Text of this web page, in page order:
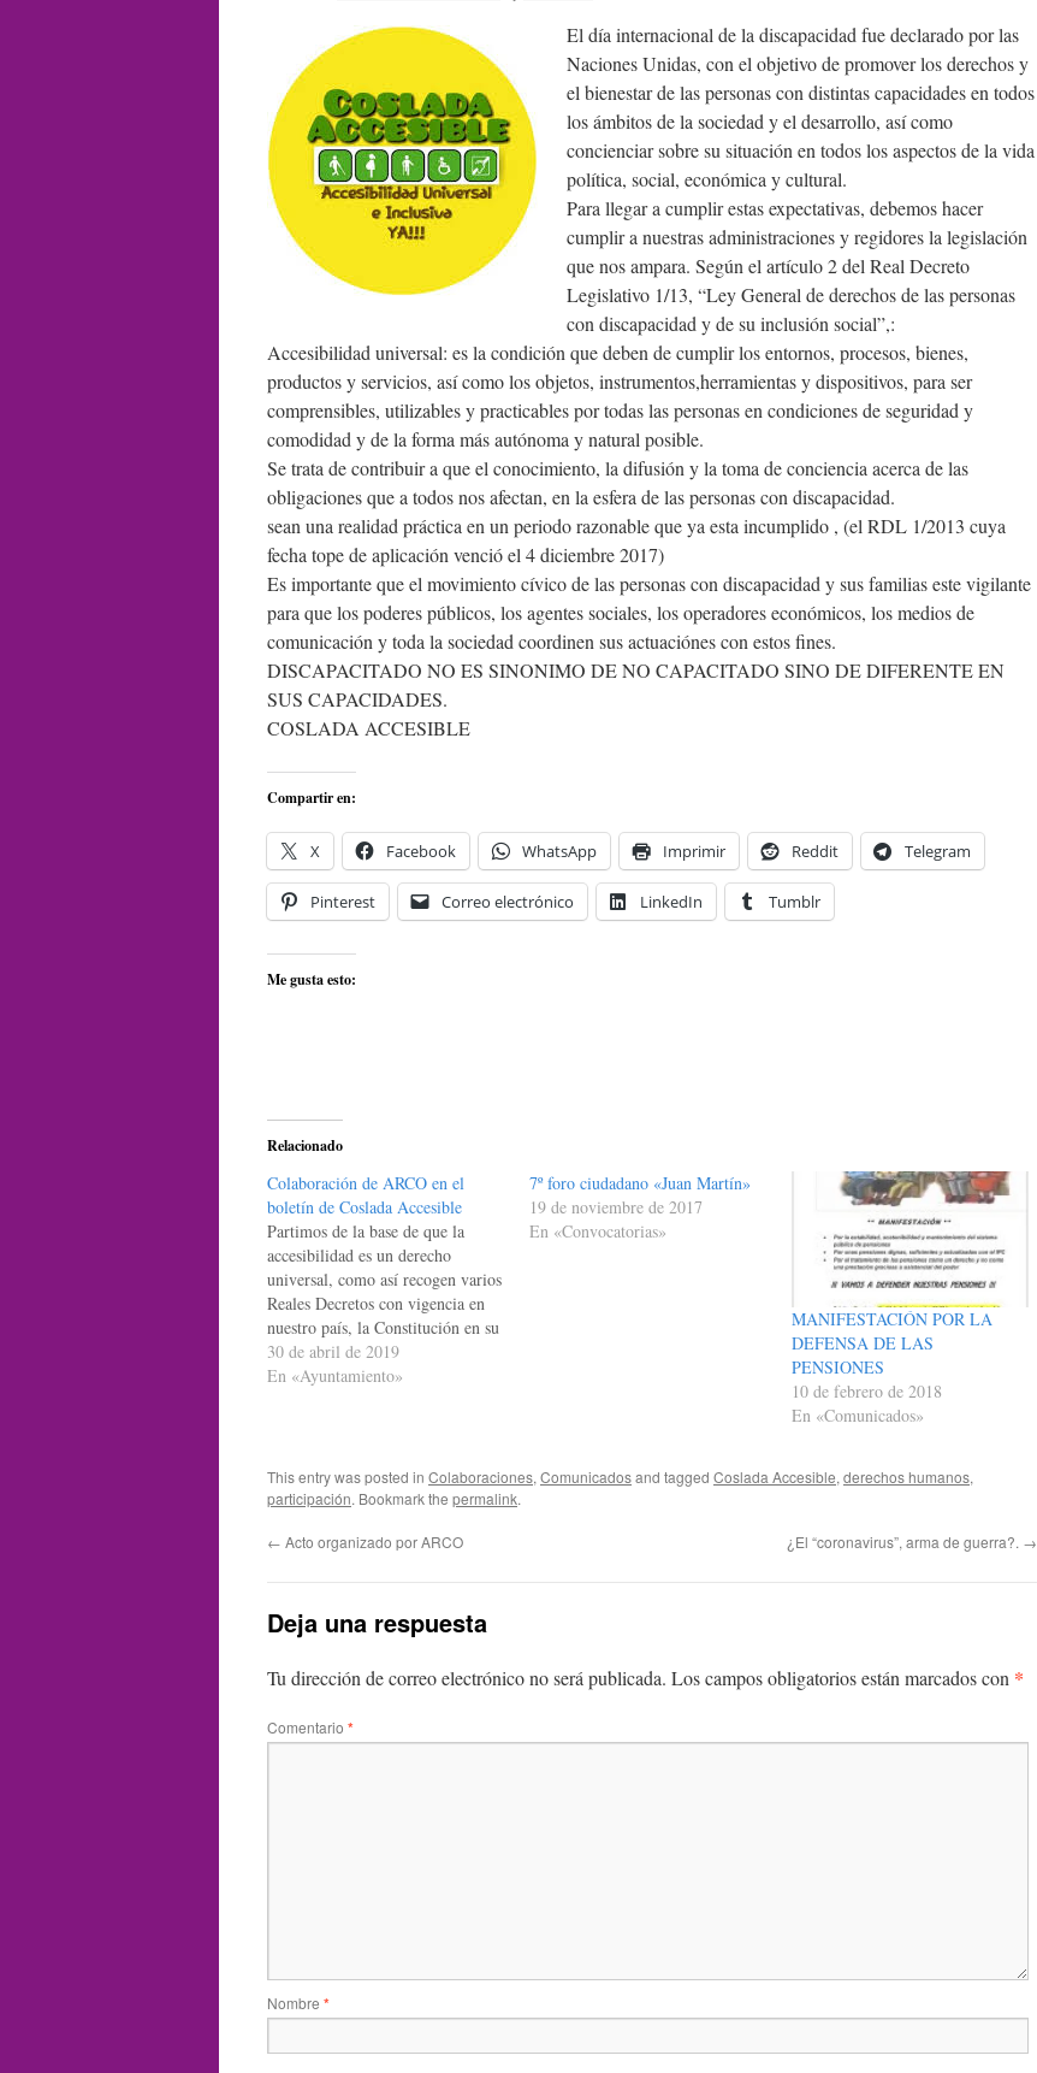
El día internacional de la discapacidad fue declarado por las
Naciones Unidas, con el objetivo de promover los derechos y
el bienestar de las personas con distintas capacidades en todos
los ámbitos de la sociedad y el desarrollo, así como
concienciar sobre su situación en todos los aspectos de la vida
política, social, económica y cultural.
Para llegar a cumplir estas expectativas, debemos hacer
cumplir a nuestras administraciones y regidores la legislación
que nos ampara. Según el artículo 2 del Real Decreto
Legislativo 1/13, “Ley General de derechos de las personas
con discapacidad y de su inclusión social”,:
Accesibilidad universal: es la condición que deben de cumplir los entornos, procesos, bienes,
productos y servicios, así como los objetos, instrumentos,herramientas y dispositivos, para ser
comprensibles, utilizables y practicables por todas las personas en condiciones de seguridad y
comodidad y de la forma más autónoma y natural posible.
Se trata de contribuir a que el conocimiento, la difusión y la toma de conciencia acerca de las
obligaciones que a todos nos afectan, en la esfera de las personas con discapacidad.
sean una realidad práctica en un periodo razonable que ya esta incumplido , (el RDL 1/2013 cuya
fecha tope de aplicación venció el 4 diciembre 2017)
Es importante que el movimiento cívico de las personas con discapacidad y sus familias este vigilante
para que los poderes públicos, los agentes sociales, los operadores económicos, los medios de
comunicación y toda la sociedad coordinen sus actuaciónes con estos fines.
DISCAPACITADO NO ES SINONIMO DE NO CAPACITADO SINO DE DIFERENTE EN
SUS CAPACIDADES.
COSLADA ACCESIBLE
Compartir en:
X Facebook WhatsApp Imprimir Reddit Telegram
Pinterest Correo electrónico LinkedIn Tumblr
Me gusta esto:
Relacionado
Colaboración de ARCO en el
boletín de Coslada Accesible
Partimos de la base de que la
accesibilidad es un derecho
universal, como así recogen varios
Reales Decretos con vigencia en
nuestro país, la Constitución en su
artículo 9 y La convención sobre
los derechos de las personas con
30 de abril de 2019
En «Ayuntamiento»
7º foro ciudadano «Juan Martín»
19 de noviembre de 2017
En «Convocatorias»
MANIFESTACIÓN POR LA
DEFENSA DE LAS
PENSIONES
10 de febrero de 2018
En «Comunicados»
This entry was posted in Colaboraciones, Comunicadosand tagged Coslada Accesible, derechos humanos,
participación. Bookmark the permalink.
← Acto organizado por ARCO ¿El “coronavirus”, arma de guerra?. →
Deja una respuesta
Tu dirección de correo electrónico no será publicada. Los campos obligatorios están marcados con *
Comentario *
Nombre *